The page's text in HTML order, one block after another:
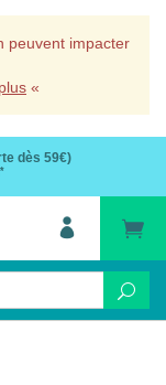
peuvent impacter
«
dès 59€)
*